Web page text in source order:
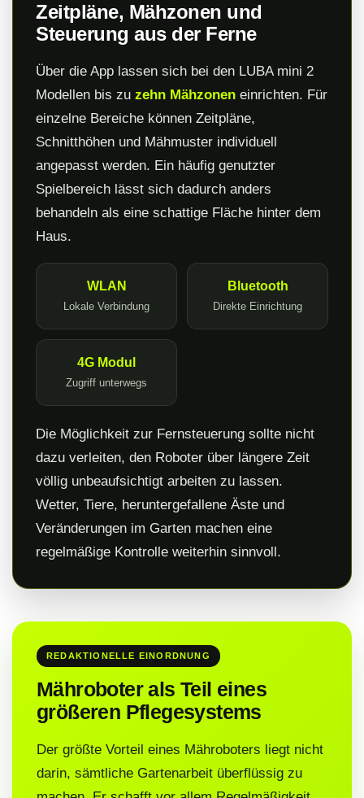
Zeitpläne, Mähzonen und
Steuerung aus der Ferne
Über die App lassen sich bei den LUBA mini 2
Modellen bis zu zehn Mähzonen einrichten. Für
einzelne Bereiche können Zeitpläne,
Schnitthöhen und Mähmuster individuell
angepasst werden. Ein häufig genutzter
Spielbereich lässt sich dadurch anders
behandeln als eine schattige Fläche hinter dem
Haus.
WLAN
Lokale Verbindung
Bluetooth
Direkte Einrichtung
4G Modul
Zugriff unterwegs
Die Möglichkeit zur Fernsteuerung sollte nicht
dazu verleiten, den Roboter über längere Zeit
völlig unbeaufsichtigt arbeiten zu lassen.
Wetter, Tiere, heruntergefallene Äste und
Veränderungen im Garten machen eine
regelmäßige Kontrolle weiterhin sinnvoll.
REDAKTIONELLE EINORDNUNG
Mähroboter als Teil eines
größeren Pflegesystems
Der größte Vorteil eines Mähroboters liegt nicht
darin, sämtliche Gartenarbeit überflüssig zu